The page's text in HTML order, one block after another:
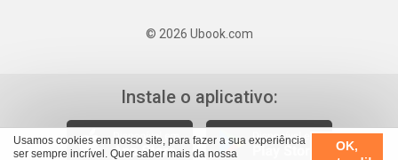
Usamos cookies em nosso site, para fazer a sua experiência
ser sempre incrível. Quer saber mais da nossa
OK,
© 2026 Ubook.com
Instale o aplicativo: